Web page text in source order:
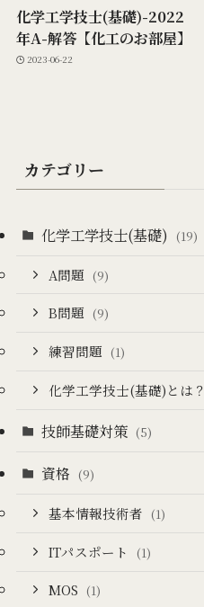
化学工学技士(基礎)-2022
年A-解答【化工のお部屋】
2023-06-22
カテゴリー
化学工学技士(基礎) (19)
A問題 (9)
B問題 (9)
練習問題 (1)
化学工学技士(基礎)とは？
技師基礎対策 (5)
資格 (9)
基本情報技術者 (1)
ITパスポート (1)
MOS (1)